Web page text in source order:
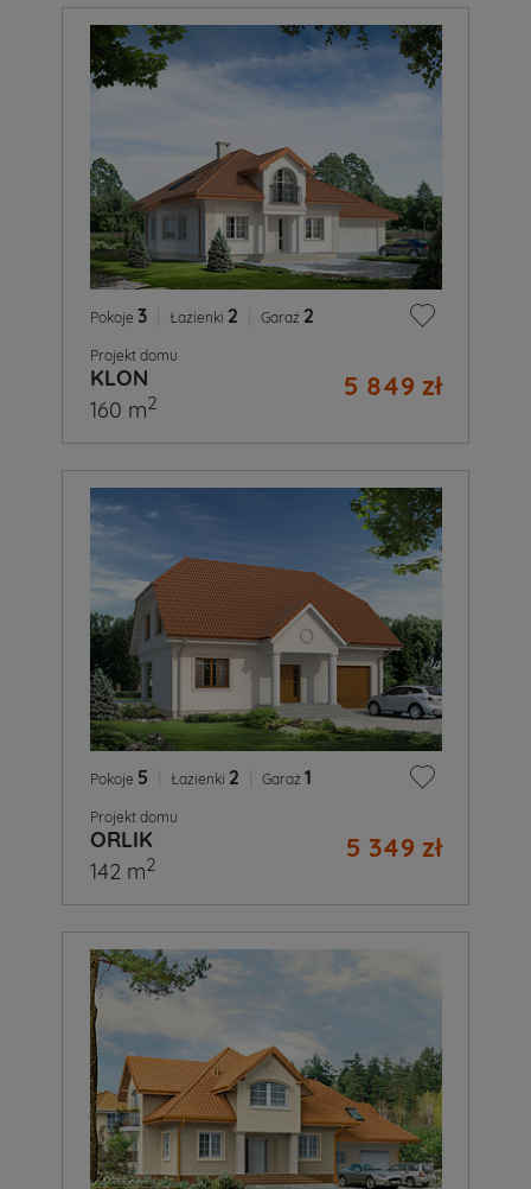
Pokoje 3 Łazienki 2 Garaż 2
Projekt domu
KLON 5 849 zł
160 m2
Pokoje 5 Łazienki 2 Garaż 1
Projekt domu
ORLIK 5 349 zł
142 m2